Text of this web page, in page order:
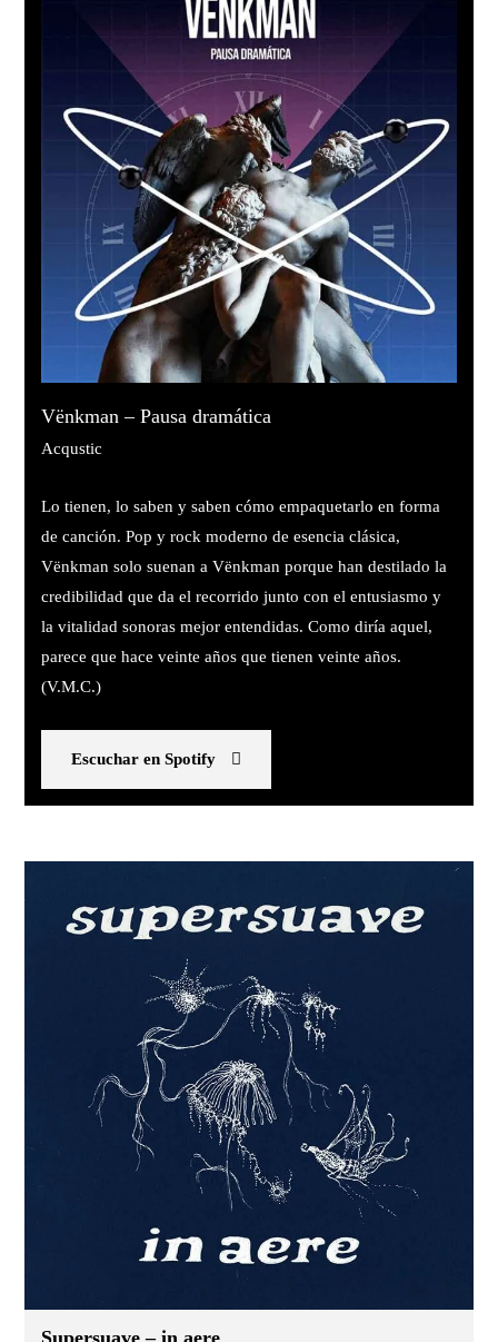
Vënkman – Pausa dramática
Acqustic
Lo tienen, lo saben y saben cómo empaquetarlo en forma
de canción. Pop y rock moderno de esencia clásica,
Vënkman solo suenan a Vënkman porque han destilado la
credibilidad que da el recorrido junto con el entusiasmo y
la vitalidad sonoras mejor entendidas. Como diría aquel,
parece que hace veinte años que tienen veinte años.
(V.M.C.)
Escuchar en Spotify
Supersuave – in aere